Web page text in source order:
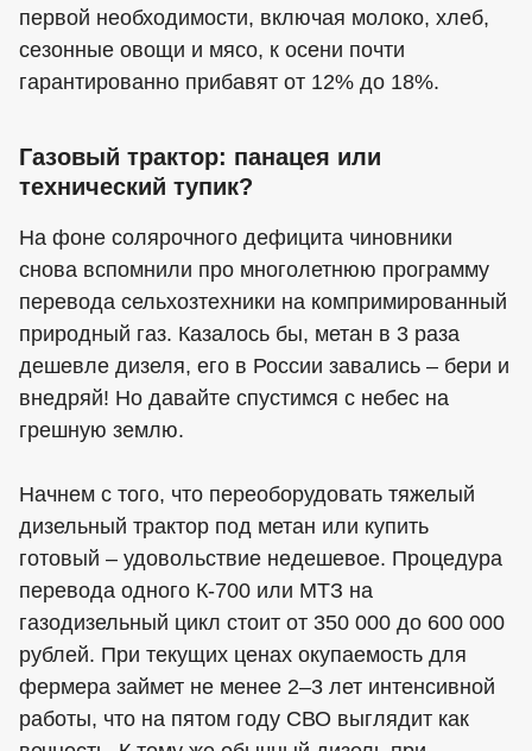
первой необходимости, включая молоко, хлеб,
сезонные овощи и мясо, к осени почти
гарантированно прибавят от 12% до 18%.
Газовый трактор: панацея или
технический тупик?
На фоне солярочного дефицита чиновники
снова вспомнили про многолетнюю программу
перевода сельхозтехники на компримированный
природный газ. Казалось бы, метан в 3 раза
дешевле дизеля, его в России завались – бери и
внедряй! Но давайте спустимся с небес на
грешную землю.
Начнем с того, что переоборудовать тяжелый
дизельный трактор под метан или купить
готовый – удовольствие недешевое. Процедура
перевода одного К-700 или МТЗ на
газодизельный цикл стоит от 350 000 до 600 000
рублей. При текущих ценах окупаемость для
фермера займет не менее 2–3 лет интенсивной
работы, что на пятом году СВО выглядит как